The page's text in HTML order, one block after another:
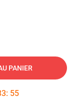
PANIER
: 54